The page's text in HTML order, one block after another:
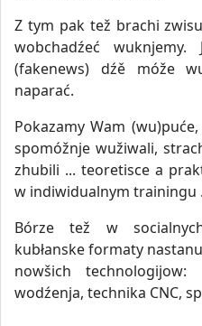
Z tym pak tež brachi
wobchadźeć wuknjemy.
(fakenews) dźě móže
naparać.
Pokazamy Wam
spomóžnje wužiwali,
zhubili ... teoretisce a
w indiwidualnym trainingu
Bórze tež w
kubłanske formaty
nowšich
wodźenja, technika CNC,